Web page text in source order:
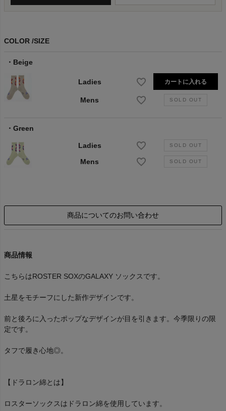
COLOR SIZE
Beige
Ladies カートに入れる
Mens
Green
Ladies
Mens
商品についてのお問い合わせ
商品情報
こちらはROSTER SOXのGALAXY ソックスです。
土星をモチーフにした新作デザインです。
前と後ろに入ったポップなデザインが目を引きます。今季限りの限
定です。
タフで履き心地◎。
【ドラロン綿とは】
ロスターソックスはドラロン綿を使用しています。